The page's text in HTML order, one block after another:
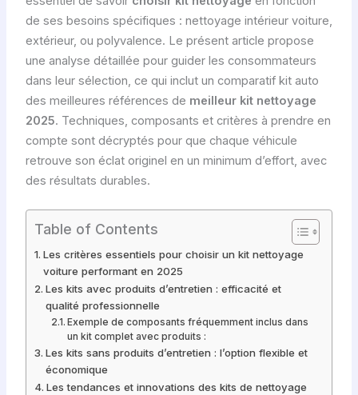
de ses besoins spécifiques : nettoyage intérieur voiture,
extérieur, ou polyvalence. Le présent article propose
une analyse détaillée pour guider les consommateurs
dans leur sélection, ce qui inclut un comparatif kit auto
des meilleures références de meilleur kit nettoyage
2025. Techniques, composants et critères à prendre en
compte sont décryptés pour que chaque véhicule
retrouve son éclat originel en un minimum d’effort, avec
des résultats durables.
Table of Contents
Les critères essentiels pour choisir un kit nettoyage
voiture performant en 2025
Les kits avec produits d’entretien : efficacité et
qualité professionnelle
Exemple de composants fréquemment inclus dans
un kit complet avec produits :
Les kits sans produits d’entretien : l’option flexible et
économique
Les tendances et innovations des kits de nettoyage